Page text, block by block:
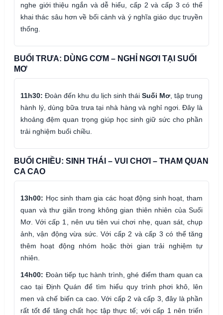
nghe giới thiệu ngắn và dễ hiểu, cấp 2 và cấp 3 có thể
khai thác sâu hơn về bối cảnh và ý nghĩa giáo dục truyền
thống.
BUỔI TRƯA: DÙNG CƠM – NGHỈ NGƠI TẠI SUỐI
MƠ
11h30: Đoàn đến khu du lịch sinh thái Suối Mơ , tập trung
hành lý, dùng bữa trưa tại nhà hàng và nghỉ ngơi. Đây là
khoảng đệm quan trọng giúp học sinh giữ sức cho phần
trải nghiệm buổi chiều.
BUỔI CHIỀU: SINH THÁI – VUI CHƠI – THAM QUAN
CA CAO
13h00: Học sinh tham gia các hoạt động sinh hoạt, tham
quan và thư giãn trong không gian thiên nhiên của Suối
Mơ. Với cấp 1, nên ưu tiên vui chơi nhẹ, quan sát, chụp
ảnh, vận động vừa sức. Với cấp 2 và cấp 3 có thể tăng
thêm hoạt động nhóm hoặc thời gian trải nghiệm tự
nhiên.
14h00: Đoàn tiếp tục hành trình, ghé điểm tham quan ca
cao tại Định Quán để tìm hiểu quy trình phơi khô, lên
men và chế biến ca cao. Với cấp 2 và cấp 3, đây là phần
rất tốt để tăng chất học tập thực tế; với cấp 1 nên triển